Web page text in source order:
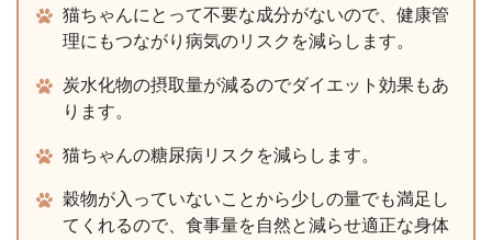
猫ちゃんにとって不要な成分がないので、健康管
理にもつながり病気のリスクを減らします。
炭水化物の摂取量が減るのでダイエット効果もあ
ります。
猫ちゃんの糖尿病リスクを減らします。
穀物が入っていないことから少しの量でも満足し
てくれるので、食事量を自然と減らせ適正な身体